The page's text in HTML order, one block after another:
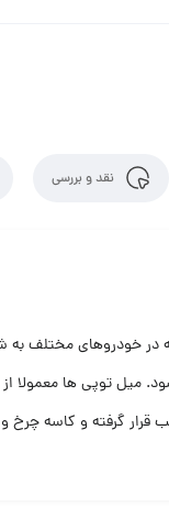
نقد و بررسی
خودروهای مختلف
میل توپی ها معمولا
گرفته و کاسه